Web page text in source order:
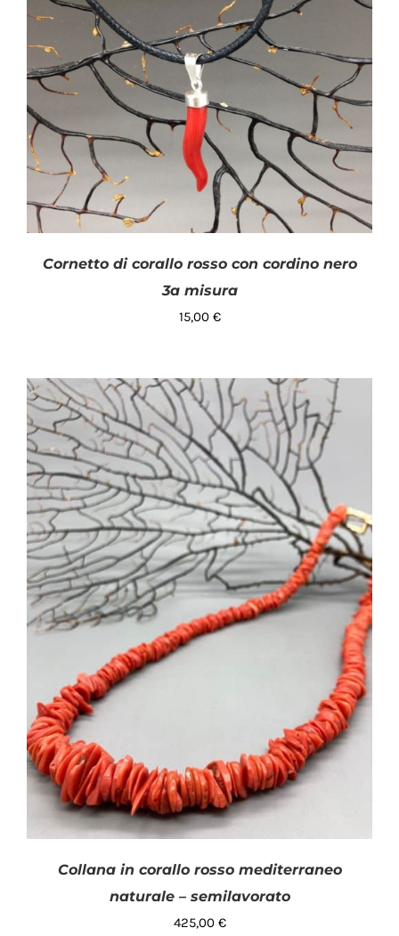
AGGIUNGI AL CARRELLO / DETTAGLI
Cornetto di corallo rosso con cordino nero
3a misura
15,00 €
Collana in corallo rosso mediterraneo
naturale – semilavorato
425,00 €